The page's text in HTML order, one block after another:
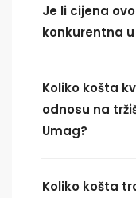
Je li cijena
konkurentna
Koliko košta
odnosu na
Umag?
Koliko košta